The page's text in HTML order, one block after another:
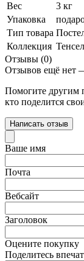
Вес
3 кг
Упаковка
Тип товара
Коллекция
Отзывы (0)
Отзывов ещё нет
Помогите другим
кто поделится
Написать отзыв
Ваше имя
Почта
Вебсайт
Заголовок
Оцените покупку
Поделитесь